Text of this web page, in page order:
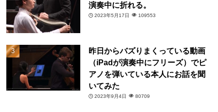
演奏中に折れる。
2023年5月17日 109553
昨日からバズりまくっている動画
（iPadが演奏中にフリーズ）でピ
アノを弾いている本人にお話を聞
いてみた
2023年9月4日 80709